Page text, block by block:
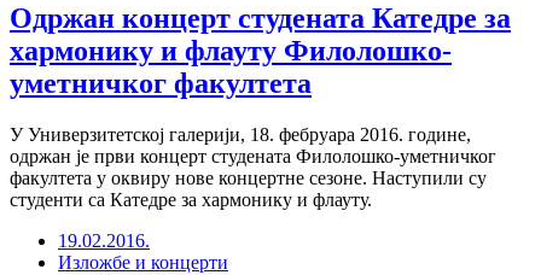
Одржан концерт студената Катедре за
хармонику и флауту Филолошко-
уметничког факултета
У Универзитетској галерији, 18. фебруара 2016. године,
одржан је први концерт студената Филолошко-уметничког
факултета у оквиру нове концертне сезоне. Наступили су
студенти са Катедре за хармонику и флауту.
19.02.2016.
Изложбе и концерти